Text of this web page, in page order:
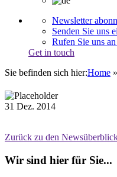
Newsletter
Senden Sie uns
Rufen Sie uns
Get in touch
Sie befinden sich hier:Home »
31 Dez. 2014
Zurück zu den
Wir sind hier für Sie...